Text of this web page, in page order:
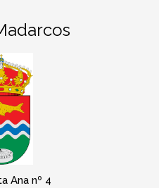
Ana nº 4